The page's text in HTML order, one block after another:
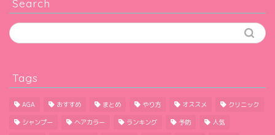
Search
Tags
AGA おすすめ まとめ やり方 オススメ クリニック
シャンプー ヘアカラー ランキング 予防 人気